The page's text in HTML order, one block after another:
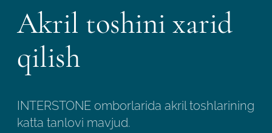
Akril toshini xarid
qilish
INTERSTONE omborlarida akril toshlarining
katta tanlovi mavjud.